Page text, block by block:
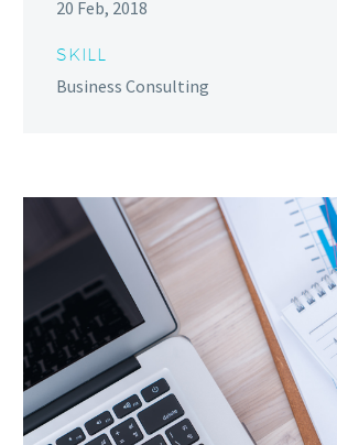
20 Feb, 2018
SKILL
Business Consulting